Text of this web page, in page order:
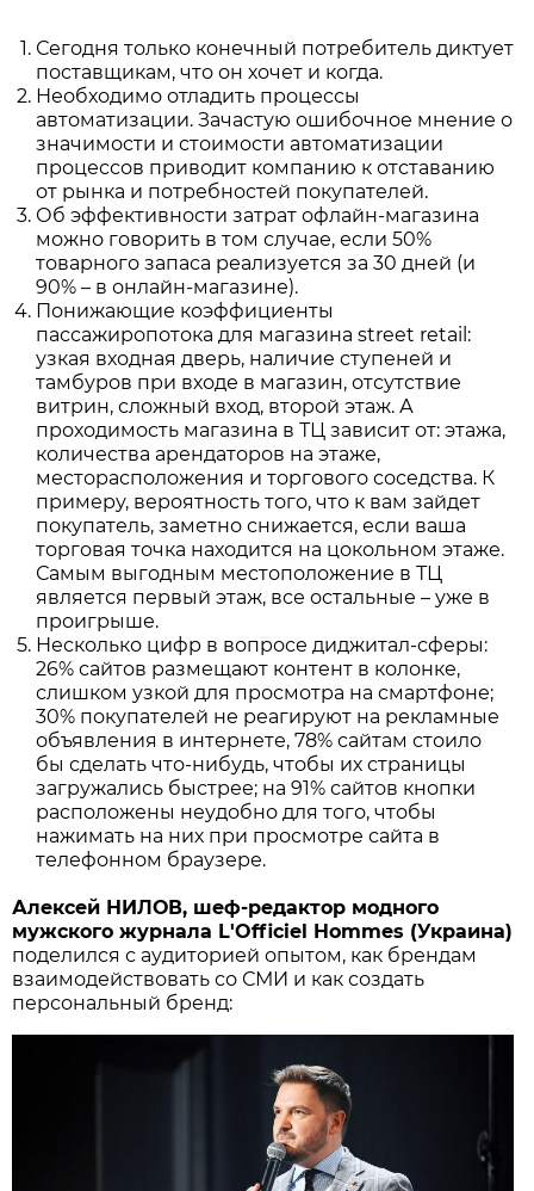
Сегодня только конечный потребитель диктует
поставщикам, что он хочет и когда.
Необходимо отладить процессы
автоматизации. Зачастую ошибочное мнение о
значимости и стоимости автоматизации
процессов приводит компанию к отставанию
от рынка и потребностей покупателей.
Об эффективности затрат офлайн-магазина
можно говорить в том случае, если 50%
товарного запаса реализуется за 30 дней (и
90% – в онлайн-магазине).
Понижающие коэффициенты
пассажиропотока для магазина street retail:
узкая входная дверь, наличие ступеней и
тамбуров при входе в магазин, отсутствие
витрин, сложный вход, второй этаж. А
проходимость магазина в ТЦ зависит от: этажа,
количества арендаторов на этаже,
месторасположения и торгового соседства. К
примеру, вероятность того, что к вам зайдет
покупатель, заметно снижается, если ваша
торговая точка находится на цокольном этаже.
Самым выгодным местоположение в ТЦ
является первый этаж, все остальные – уже в
проигрыше.
Несколько цифр в вопросе диджитал-сферы:
26% сайтов размещают контент в колонке,
слишком узкой для просмотра на смартфоне;
30% покупателей не реагируют на рекламные
объявления в интернете, 78% сайтам стоило
бы сделать что-нибудь, чтобы их страницы
загружались быстрее; на 91% сайтов кнопки
расположены неудобно для того, чтобы
нажимать на них при просмотре сайта в
телефонном браузере.
Алексей НИЛОВ, шеф-редактор модного
мужского журнала L'Officiel Hommes (Украина)
поделился с аудиторией опытом, как брендам
взаимодействовать со СМИ и как создать
персональный бренд: